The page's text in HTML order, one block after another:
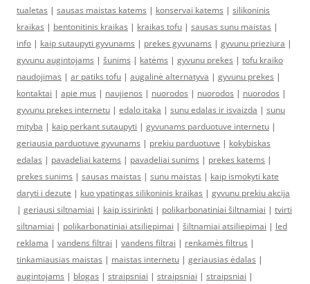
tualetas | sausas maistas katems | konservai katems | silikoninis
kraikas | bentonitinis kraikas | kraikas tofu | sausas sunu maistas |
info | kaip sutaupyti gyvunams | prekes gyvunams | gyvunu prieziura |
gyvunu augintojams | šunims | katėms | gyvunu prekes | tofu kraiko
naudojimas | ar patiks tofu | augalinė alternatyva | gyvunu prekes |
kontaktai | apie mus | naujienos | nuorodos | nuorodos | nuorodos |
gyvunu prekes internetu | edalo itaka | sunu edalas ir isvaizda | sunu
mityba | kaip perkant sutaupyti | gyvunams parduotuve internetu |
geriausia parduotuve gyvunams | prekiu parduotuve | kokybiskas
edalas | pavadeliai katems | pavadeliai sunims | prekes katems |
prekes sunims | sausas maistas | sunu maistas | kaip ismokyti kate
daryti i dezute | kuo ypatingas silikoninis kraikas | gyvunu prekiu akcija
| geriausi siltnamiai | kaip issirinkti | polikarbonatiniai šiltnamiai | tvirti
siltnamiai | polikarbonatiniai atsiliepimai | šiltnamiai atsiliepimai | led
reklama | vandens filtrai | vandens filtrai | renkamės filtrus |
tinkamiausias maistas | maistas internetu | geriausias ėdalas |
augintojams | blogas | straipsniai | straipsniai | straipsniai |